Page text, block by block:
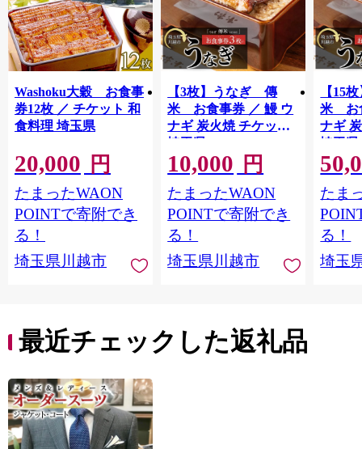
Washoku大穀 お食事
券12枚 ／ チケット 和
食料理 埼玉県
20,000 円
たまったWAON
POINTで寄附でき
る！
埼玉県川越市
【3枚】うなぎ 傳
米 お食事券 ／ 鰻 ウ
ナギ 炭火焼 チケット
埼玉県
10,000 円
たまったWAON
POINTで寄附でき
る！
埼玉県川越市
【15
米 お
ナギ
埼玉県
たま
る！
埼玉
最近チェックした返礼品